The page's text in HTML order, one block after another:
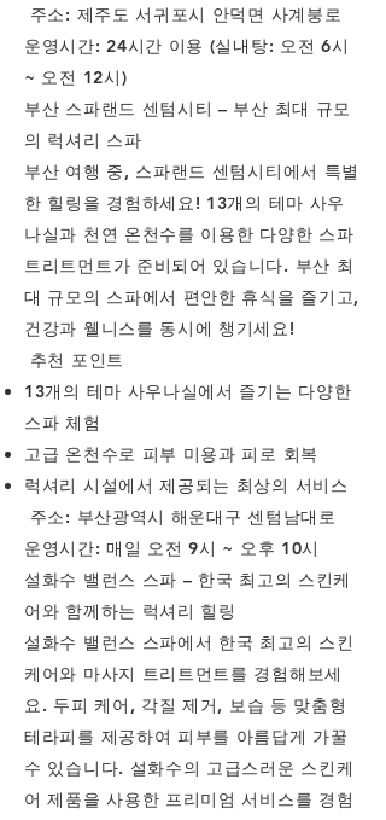
주소: 제주도 서귀포시 안덕면 사계붕로
운영시간: 24시간 이용 (실내탕: 오전 6시
~ 오전 12시)
부산 스파랜드 센텀시티 – 부산 최대 규모
의 럭셔리 스파
부산 여행 중, 스파랜드 센텀시티에서 특별
한 힐링을 경험하세요! 13개의 테마 사우
나실과 천연 온천수를 이용한 다양한 스파
트리트먼트가 준비되어 있습니다. 부산 최
대 규모의 스파에서 편안한 휴식을 즐기고,
건강과 웰니스를 동시에 챙기세요!
추천 포인트
13개의 테마 사우나실에서 즐기는 다양한
스파 체험
고급 온천수로 피부 미용과 피로 회복
럭셔리 시설에서 제공되는 최상의 서비스
주소: 부산광역시 해운대구 센텀남대로
운영시간: 매일 오전 9시 ~ 오후 10시
설화수 밸런스 스파 – 한국 최고의 스킨케
어와 함께하는 럭셔리 힐링
설화수 밸런스 스파에서 한국 최고의 스킨
케어와 마사지 트리트먼트를 경험해보세
요. 두피 케어, 각질 제거, 보습 등 맞춤형
테라피를 제공하여 피부를 아름답게 가꿀
수 있습니다. 설화수의 고급스러운 스킨케
어 제품을 사용한 프리미엄 서비스를 경험